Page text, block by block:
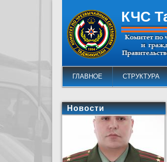
КЧС
ГЛАВНОЕ СТРУКТУРА
Новости